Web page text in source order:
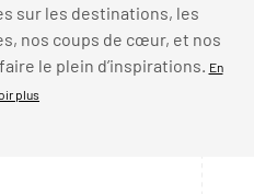
sur les destinations, les
nos coups de cœur, et nos
le plein d’inspirations.
En
plus